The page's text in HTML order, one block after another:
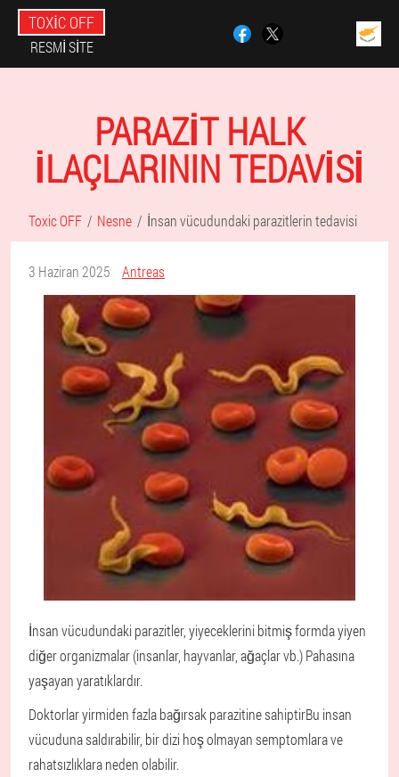
TOXIC OFF
RESMI SITE
PARAZIT HALK
ILAÇLARININ TEDAVISI
Toxic OFF Nesne İnsan vücudundaki parazitlerin tedavisi
3 Haziran 2025 Antreas
İnsan vücudundaki parazitler, yiyeceklerini bitmiş formda yiyen
diğer organizmalar (insanlar, hayvanlar, ağaçlar vb.) Pahasına
yaşayan yaratıklardır.
Doktorlar yirmiden fazla bağırsak parazitine sahiptirBu insan
vücuduna saldırabilir, bir dizi hoş olmayan semptomlara ve
rahatsızlıklara neden olabilir.